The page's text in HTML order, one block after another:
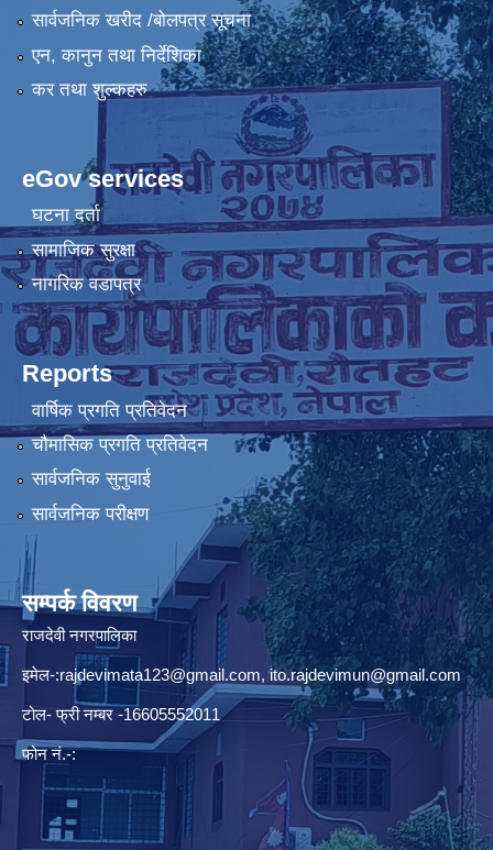
सार्वजनिक खरीद /बोलपत्र सूचना
एन, कानुन तथा निर्देशिका
कर तथा शुल्कहरु
eGov services
घटना दर्ता
सामाजिक सुरक्षा
नागरिक वडापत्र
Reports
वार्षिक प्रगति प्रतिवेदन
चौमासिक प्रगति प्रतिवेदन
सार्वजनिक सुनुवाई
सार्वजनिक परीक्षण
सम्पर्क विवरण
राजदेवी नगरपालिका
इमेल-:rajdevimata123@gmail.com,ito.rajdevimun@gmail.com
टोल- फ्री नम्बर -16605552011
फोन नं.-: